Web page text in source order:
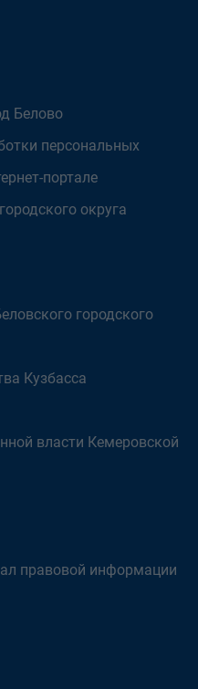
Белово
персональных
портале
округа
городского
Кузбасса
власти Кемеровской
правовой информации